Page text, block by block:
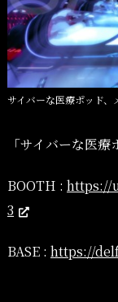
サイバーな医療ポッド、
「サイバーな医
BOOTH : https://
3
BASE : https://